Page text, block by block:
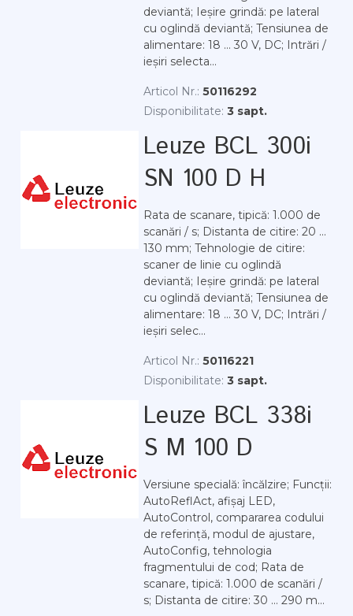
deviantă; Ieșire grindă: pe lateral
cu oglindă deviantă; Tensiunea de
alimentare: 18 ... 30 V, DC; Intrări /
ieșiri selecta...
Articol Nr.: 50116292
Disponibilitate: 3 sapt.
Leuze BCL 300i
SN 100 D H
Rata de scanare, tipică: 1.000 de
scanări / s; Distanta de citire: 20 ...
130 mm; Tehnologie de citire:
scaner de linie cu oglindă
deviantă; Ieșire grindă: pe lateral
cu oglindă deviantă; Tensiunea de
alimentare: 18 ... 30 V, DC; Intrări /
ieșiri selec...
Articol Nr.: 50116221
Disponibilitate: 3 sapt.
Leuze BCL 338i
S M 100 D
Versiune specială: încălzire; Funcții:
AutoReflAct, afișaj LED,
AutoControl, compararea codului
de referință, modul de ajustare,
AutoConfig, tehnologia
fragmentului de cod; Rata de
scanare, tipică: 1.000 de scanări /
s; Distanta de citire: 30 ... 290 m...